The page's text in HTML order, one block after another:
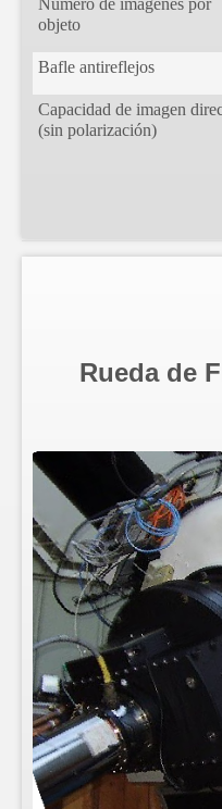
Número de imágenes por
objeto
Bafle antireflejos
Capacidad de imagen
(sin polarización)
Rueda de